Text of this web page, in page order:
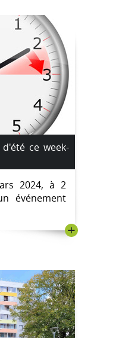
ce week-
2024, à 2
événement
+